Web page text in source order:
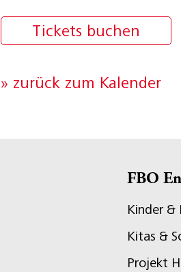
Tickets buchen
» zurück zum Kalender
FBO
Kinder &
Kitas &
Projekt